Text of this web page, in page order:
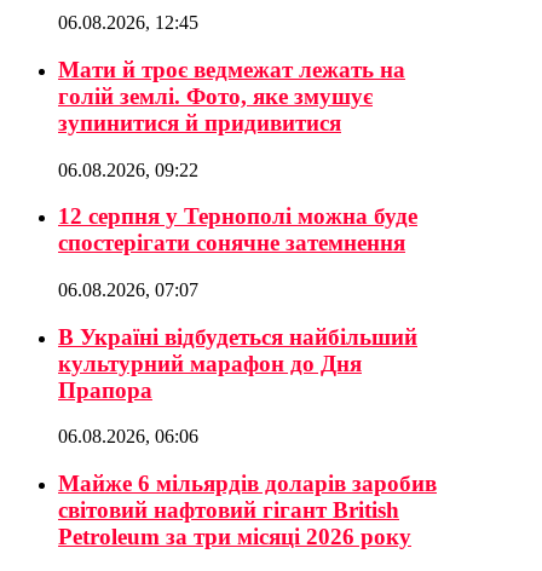
06.08.2026, 12:45
Мати й троє ведмежат лежать на
голій землі. Фото, яке змушує
зупинитися й придивитися
06.08.2026, 09:22
12 серпня у Тернополі можна буде
спостерігати сонячне затемнення
06.08.2026, 07:07
В Україні відбудеться найбільший
культурний марафон до Дня
Прапора
06.08.2026, 06:06
Майже 6 мільярдів доларів заробив
світовий нафтовий гігант British
Petroleum за три місяці 2026 року